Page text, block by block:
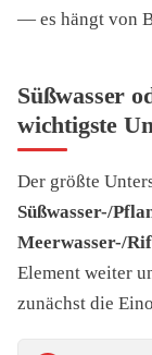
— es hängt von
Süßwasser
wichtigste
Der größte
Süßwasser-/
Meerwasser-/
Element weiter
zunächst die